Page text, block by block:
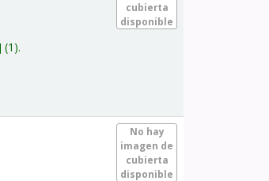
cubierta
disponible
(1).
No hay
imagen de
cubierta
disponible